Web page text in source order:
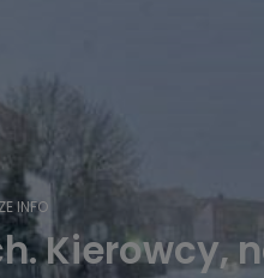
INFO
Kierowcy,